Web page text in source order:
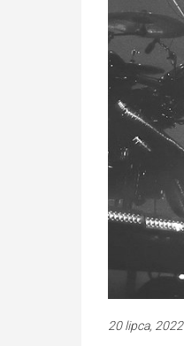
20 lipca, 2022